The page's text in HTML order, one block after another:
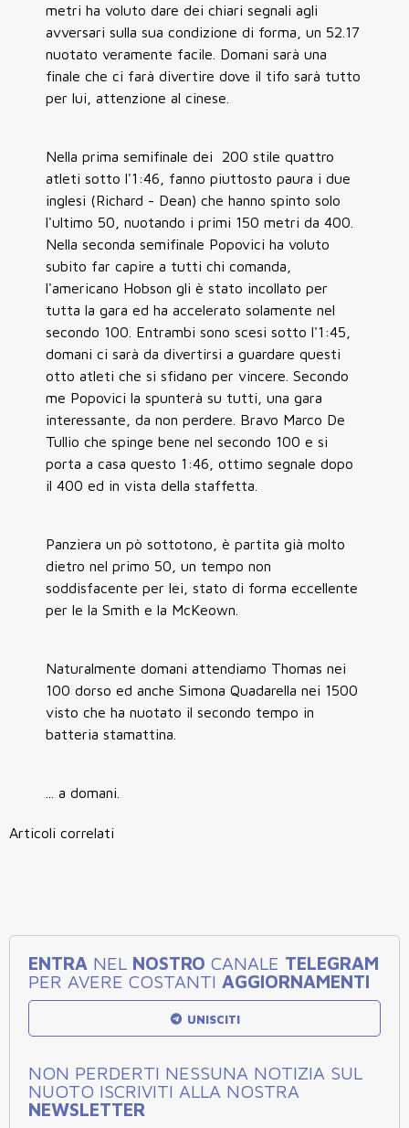
metri ha voluto dare dei chiari segnali agli
avversari sulla sua condizione di forma, un 52.17
nuotato veramente facile. Domani sarà una
finale che ci farà divertire dove il tifo sarà tutto
per lui, attenzione al cinese.
Nella prima semifinale dei 200 stile quattro
atleti sotto l'1:46, fanno piuttosto paura i due
inglesi (Richard - Dean) che hanno spinto solo
l'ultimo 50, nuotando i primi 150 metri da 400.
Nella seconda semifinale Popovici ha voluto
subito far capire a tutti chi comanda,
l'americano Hobson gli è stato incollato per
tutta la gara ed ha accelerato solamente nel
secondo 100. Entrambi sono scesi sotto l'1:45,
domani ci sarà da divertirsi a guardare questi
otto atleti che si sfidano per vincere. Secondo
me Popovici la spunterà su tutti, una gara
interessante, da non perdere. Bravo Marco De
Tullio che spinge bene nel secondo 100 e si
porta a casa questo 1:46, ottimo segnale dopo
il 400 ed in vista della staffetta.
Panziera un pò sottotono, è partita già molto
dietro nel primo 50, un tempo non
soddisfacente per lei, stato di forma eccellente
per le la Smith e la McKeown.
Naturalmente domani attendiamo Thomas nei
100 dorso ed anche Simona Quadarella nei 1500
visto che ha nuotato il secondo tempo in
batteria stamattina.
... a domani.
Articoli correlati
ENTRA NEL NOSTRO CANALE TELEGRAM
PER AVERE COSTANTI AGGIORNAMENTI
UNISCITI
NON PERDERTI NESSUNA NOTIZIA SUL
NUOTO ISCRIVITI ALLA NOSTRA
NEWSLETTER